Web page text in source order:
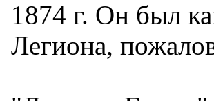
1874 г. Он был
Легиона,